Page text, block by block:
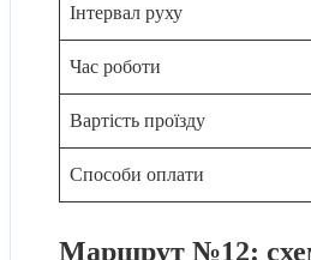
Інтервал руху
Час роботи
Вартість проїзду
Способи оплати
Маршрут №12: